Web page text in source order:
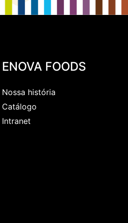
ENOVA FOODS
Nossa história
Catálogo
Intranet